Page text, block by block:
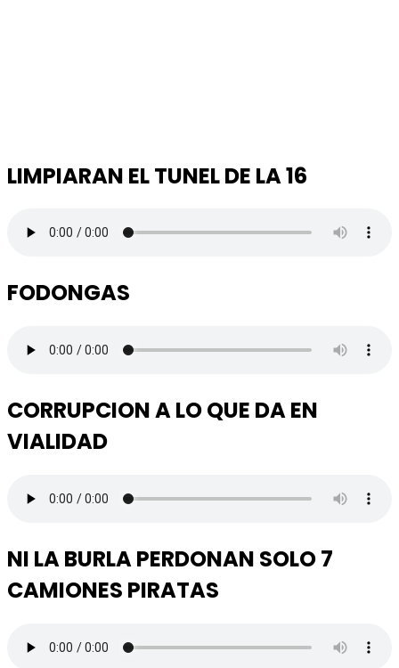
LIMPIARAN EL TUNEL DE LA 16
FODONGAS
CORRUPCION A LO QUE DA EN
VIALIDAD
NI LA BURLA PERDONAN SOLO 7
CAMIONES PIRATAS